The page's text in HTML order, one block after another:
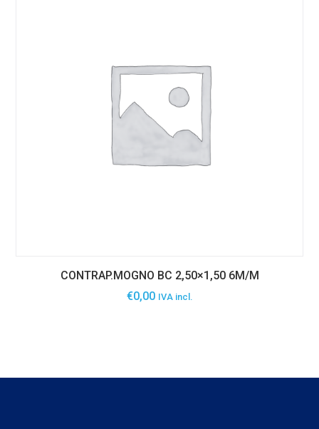
CONTRAP.MOGNO BC 2,50×1,50 6M/M
€0,00 IVA incl.